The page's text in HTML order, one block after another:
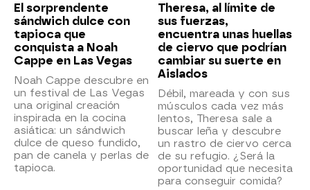
El sorprendente
sándwich dulce con
tapioca que
conquista a Noah
Cappe en Las Vegas
Noah Cappe descubre en
un festival de Las Vegas
una original creación
inspirada en la cocina
asiática: un sándwich
dulce de queso fundido,
pan de canela y perlas de
tapioca.
Theresa, al límite de
sus fuerzas,
encuentra unas huellas
de ciervo que podrían
cambiar su suerte en
Aislados
Débil, mareada y con sus
músculos cada vez más
lentos, Theresa sale a
buscar leña y descubre
un rastro de ciervo cerca
de su refugio. ¿Será la
oportunidad que necesita
para conseguir comida?